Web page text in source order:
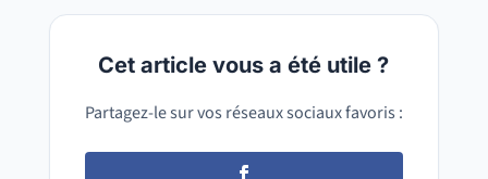
Cet article vous a été utile ?
Partagez-le sur vos réseaux sociaux favoris :